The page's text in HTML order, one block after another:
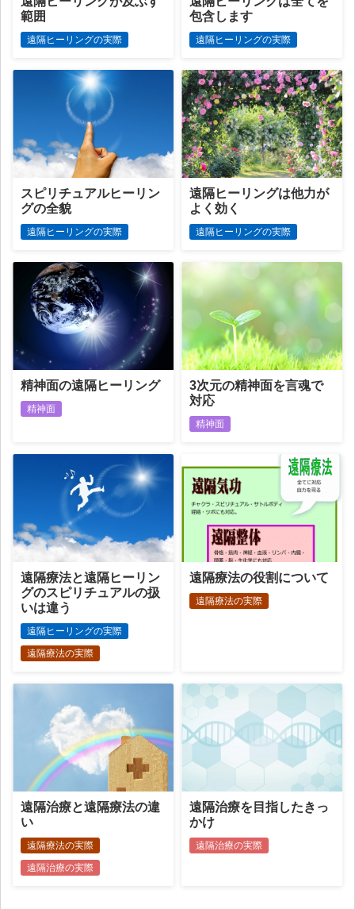
範囲
遠隔ヒーリングの実際
包含します
遠隔ヒーリングの実際
スピリチュアルヒーリン
グの全貌
遠隔ヒーリングの実際
遠隔ヒーリングは他力が
よく効く
遠隔ヒーリングの実際
精神面の遠隔ヒーリング
精神面
3次元の精神面を言魂で
対応
精神面
遠隔療法と遠隔ヒーリン
グのスピリチュアルの扱
いは違う
遠隔ヒーリングの実際
遠隔療法の実際
遠隔療法の役割について
遠隔療法の実際
遠隔治療と遠隔療法の違
い
遠隔療法の実際
遠隔治療の実際
遠隔治療を目指したきっ
かけ
遠隔治療の実際